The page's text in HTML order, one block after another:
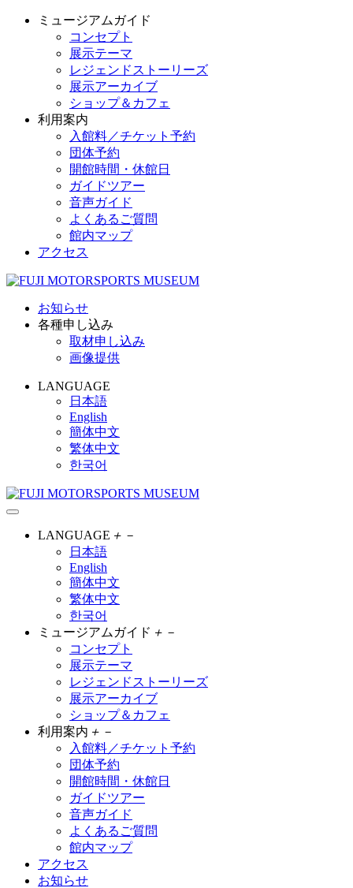
ミュージアムガイド
コンセプト
展示テーマ
レジェンドストーリーズ
展示アーカイブ
ショップ＆カフェ
利用案内
入館料／チケット予約
団体予約
開館時間・休館日
ガイドツアー
音声ガイド
よくあるご質問
館内マップ
アクセス
お知らせ
各種申し込み
取材申し込み
画像提供
LANGUAGE
日本語
English
簡体中文
繁体中文
한국어
LANGUAGE ＋ －
日本語
English
簡体中文
繁体中文
한국어
ミュージアムガイド ＋ －
コンセプト
展示テーマ
レジェンドストーリーズ
展示アーカイブ
ショップ＆カフェ
利用案内 ＋ －
入館料／チケット予約
団体予約
開館時間・休館日
ガイドツアー
音声ガイド
よくあるご質問
館内マップ
アクセス
お知らせ